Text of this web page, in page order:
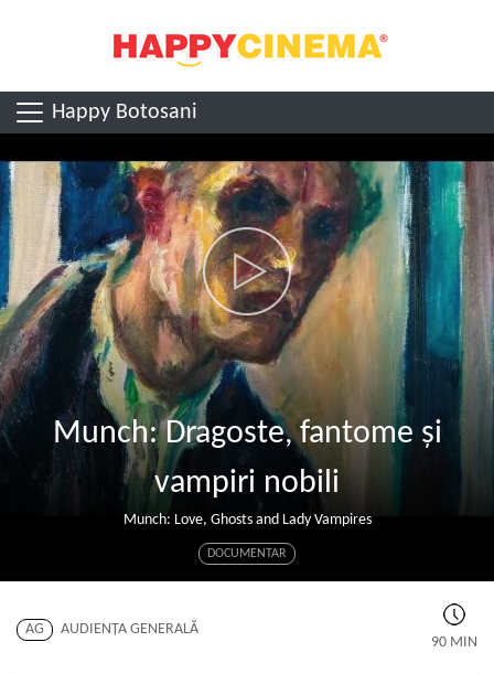
Happy Botosani
Munch: Dragoste, fantome și
vampiri nobili
Munch: Love, Ghosts and Lady Vampires
DOCUMENTAR
AG
AUDIENŢA GENERALĂ
90 MIN